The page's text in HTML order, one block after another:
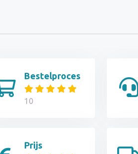
Bestelproces
10
Prijs